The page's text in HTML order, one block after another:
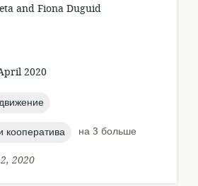
and Fiona Duguid
2020
кооператива
на 3 больше
2020